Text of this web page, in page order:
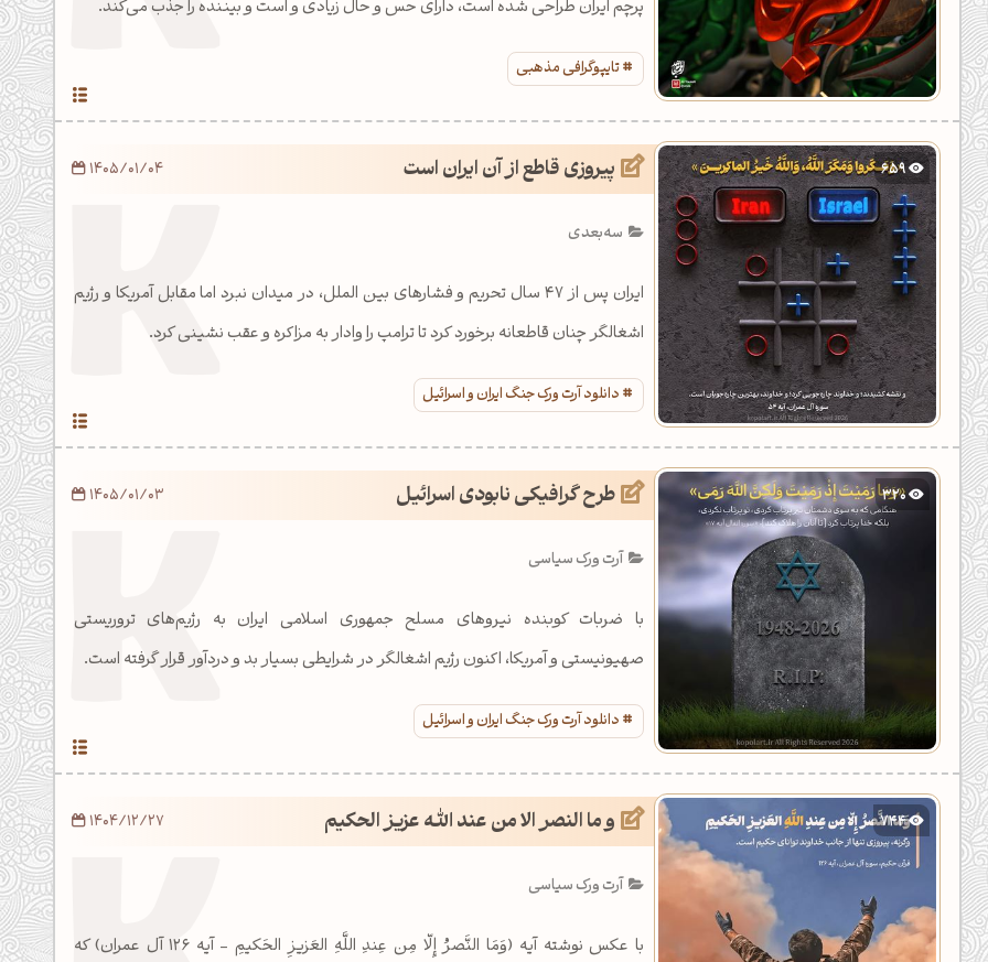
پرچم ایران طراحی شده است، دارای حس و حال زیادی و است و بیننده را جذب می‌کند.
تایپوگرافی مذهبی
659 پیروزی قاطع از آن ایران است
سه‌بعدی
ایران پس از 47 سال تحریم و فشارهای بین الملل، در میدان نبرد اما مقابل آمریکا و رژیم
اشغالگر چنان قاطعانه برخورد کرد تا ترامپ را وادار به مزاکره و عقب نشینی کرد.
دانلود آرت ورک جنگ ایران و اسرائیل
1405/01/04
320 طرح گرافیکی نابودی اسرائیل
آرت ورک سیاسی
با ضربات کوبنده نیروهای مسلح جمهوری اسلامی ایران به رژیم‎‌های تروریستی
صهیونیستی و آمریکا، اکنون رژیم اشغالگر در شرایطی بسیار بد و دردآور قرار گرفته است.
دانلود آرت ورک جنگ ایران و اسرائیل
1405/01/03
744 و ما النصر الا من عند الله عزیز الحکیم
آرت ورک سیاسی
با عکس نوشته آیه (وَمَا النَّصرُ إِلّا مِن عِندِ اللَّهِ العَزيزِ الحَكيمِ - آیه 126 آل عمران) که
1404/12/27